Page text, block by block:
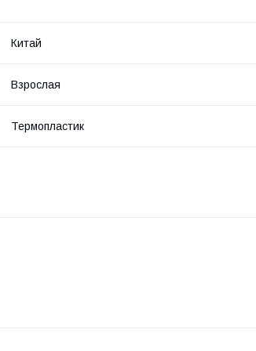
Китай
Взрослая
Термопластик